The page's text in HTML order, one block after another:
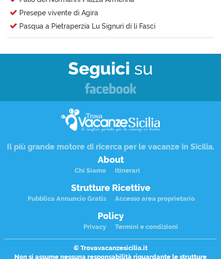
Presepe vivente di Agira
Pasqua a Pietraperzia Lu Signuri di li Fasci
Seguici su
Il più grande motore di ricerca per le vacanze in Sicilia.
About
Chi Siamo Itinerari
Strutture Ricettive
Pubblica Annuncio Gratis Accesso area proprietario
Policy
Privacy Termini e condizioni
© Trovavacanzesicilia.it
Non si assume nessuna responsabilità riguardante le strutture